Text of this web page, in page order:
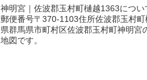
神明宮｜佐波郡玉村町樋越1363につ
郵便番号〒370-1103住所佐波郡玉村
県群馬県市町村区佐波郡玉村町神明宮
地図です。